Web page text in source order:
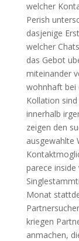
welcher
Perish
dasjenige
welcher
das Gebot
miteinander
wohnhaft bei
Kollation
innerhalb
zeigen den
ausgewahlte
parece inside
Monat
kriegen
anmachen,